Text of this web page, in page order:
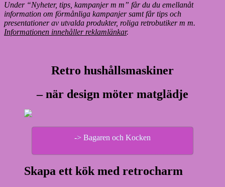
Under “Nyheter, tips, kampanjer m m” får du du emellanåt
information om förmånliga kampanjer samt får tips och
presentationer av utvalda produkter, roliga retrobutiker m m.
Informationen innehåller reklamlänkar.
Retro hushållsmaskiner
– när design möter matglädje
-> Bagaren och Kocken
Skapa ett kök med retrocharm